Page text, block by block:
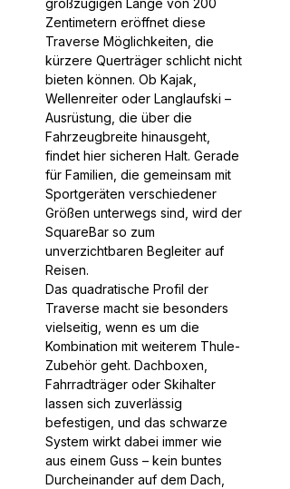
Zentimetern eröffnet diese
Traverse Möglichkeiten, die
kürzere Querträger schlicht nicht
bieten können. Ob Kajak,
Wellenreiter oder Langlaufski –
Ausrüstung, die über die
Fahrzeugbreite hinausgeht,
findet hier sicheren Halt. Gerade
für Familien, die gemeinsam mit
Sportgeräten verschiedener
Größen unterwegs sind, wird der
SquareBar so zum
unverzichtbaren Begleiter auf
Reisen.
Das quadratische Profil der
Traverse macht sie besonders
vielseitig, wenn es um die
Kombination mit weiterem Thule-
Zubehör geht. Dachboxen,
Fahrradträger oder Skihalter
lassen sich zuverlässig
befestigen, und das schwarze
System wirkt dabei immer wie
aus einem Guss – kein buntes
Durcheinander auf dem Dach,